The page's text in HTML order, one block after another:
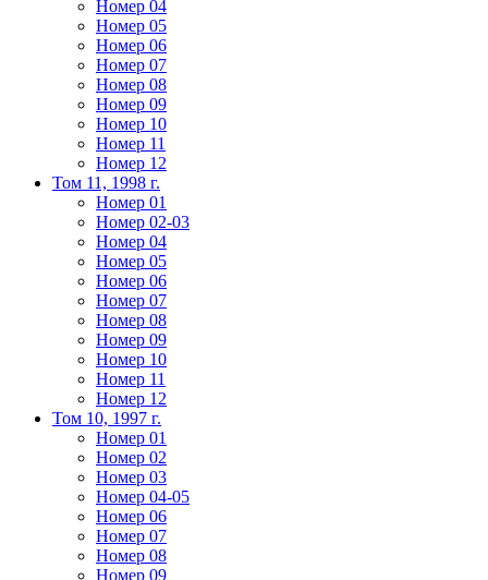
Номер 04
Номер 05
Номер 06
Номер 07
Номер 08
Номер 09
Номер 10
Номер 11
Номер 12
Том 11, 1998 г.
Номер 01
Номер 02-03
Номер 04
Номер 05
Номер 06
Номер 07
Номер 08
Номер 09
Номер 10
Номер 11
Номер 12
Том 10, 1997 г.
Номер 01
Номер 02
Номер 03
Номер 04-05
Номер 06
Номер 07
Номер 08
Номер 09